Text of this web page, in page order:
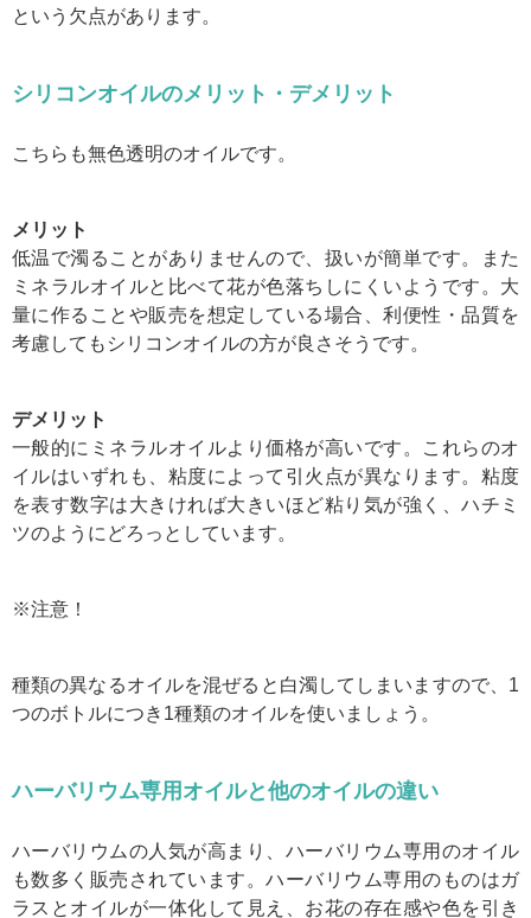
という欠点があります。
シリコンオイルのメリット・デメリット
こちらも無色透明のオイルです。
メリット
低温で濁ることがありませんので、扱いが簡単です。また
ミネラルオイルと比べて花が色落ちしにくいようです。大
量に作ることや販売を想定している場合、利便性・品質を
考慮してもシリコンオイルの方が良さそうです。
デメリット
一般的にミネラルオイルより価格が高いです。これらのオ
イルはいずれも、粘度によって引火点が異なります。粘度
を表す数字は大きければ大きいほど粘り気が強く、ハチミ
ツのようにどろっとしています。
※注意！
種類の異なるオイルを混ぜると白濁してしまいますので、1
つのボトルにつき1種類のオイルを使いましょう。
ハーバリウム専用オイルと他のオイルの違い
ハーバリウムの人気が高まり、ハーバリウム専用のオイル
も数多く販売されています。ハーバリウム専用のものはガ
ラスとオイルが一体化して見え、お花の存在感や色を引き